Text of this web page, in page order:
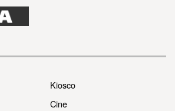
Kiosco
Cine